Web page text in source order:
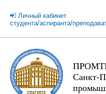
Личный кабинет
студента/аспиранта/
Санкт-